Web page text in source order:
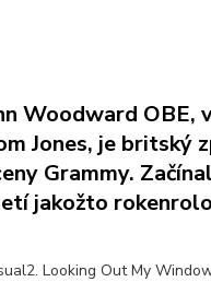
Woodward OBE,
Jones, je britský
Grammy.
jakožto
Looking Out My